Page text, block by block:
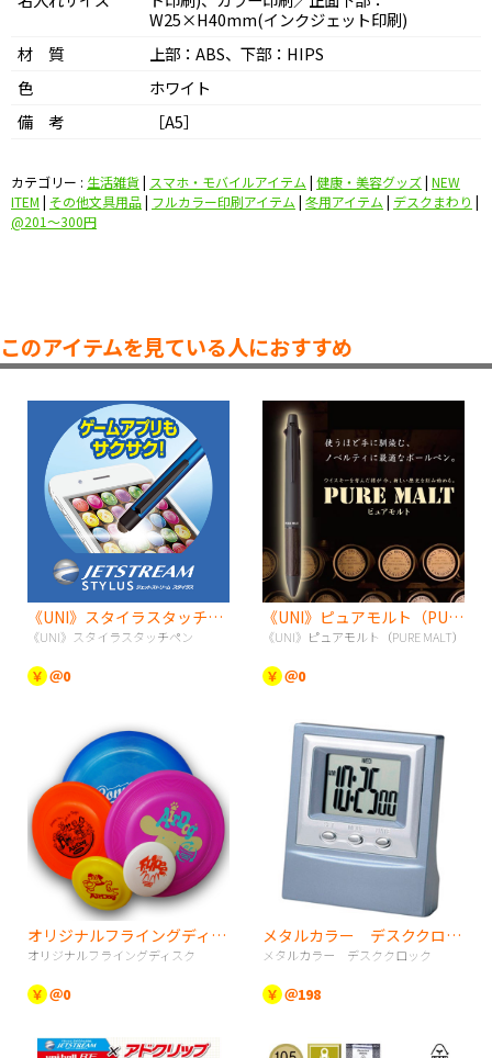
W25×H40mm(インクジェット印刷)
材 質
上部：ABS、下部：HIPS
色
ホワイト
備 考
［A5］
カテゴリー : 生活雑貨| スマホ・モバイルアイテム | 健康・美容グッズ| NEW
ITEM | その他文具用品| フルカラー印刷アイテム | 冬用アイテム | デスクまわり |
@201〜300円
このアイテムを見ている人におすすめ
《UNI》スタイラスタッチペン
《UNI》スタイラスタッチペン
￥ ＠0
《UNI》ピュアモルト（PURE MALT）
《UNI》ピュアモルト（PURE MALT）
￥ ＠0
オリジナルフライングディスク
オリジナルフライングディスク
￥ ＠0
メタルカラー デスククロック
メタルカラー デスククロック
￥ ＠198